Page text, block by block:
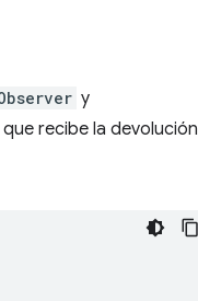
y
recibe la devolución